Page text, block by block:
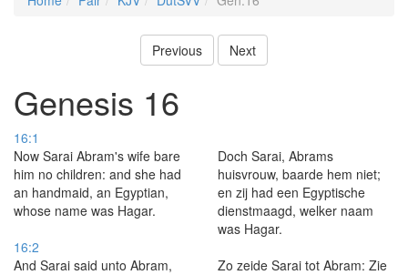
Previous Next
Genesis 16
16:1
Now Sarai Abram's wife bare
him no children: and she had
an handmaid, an Egyptian,
whose name was Hagar.
Doch Sarai, Abrams
huisvrouw, baarde hem niet;
en zij had een Egyptische
dienstmaagd, welker naam
was Hagar.
16:2
And Sarai said unto Abram,
Zo zeide Sarai tot Abram: Zie